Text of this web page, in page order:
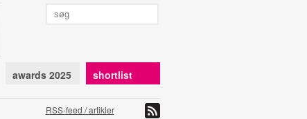
awards 2025 shortlist
RSS-feed / artikler